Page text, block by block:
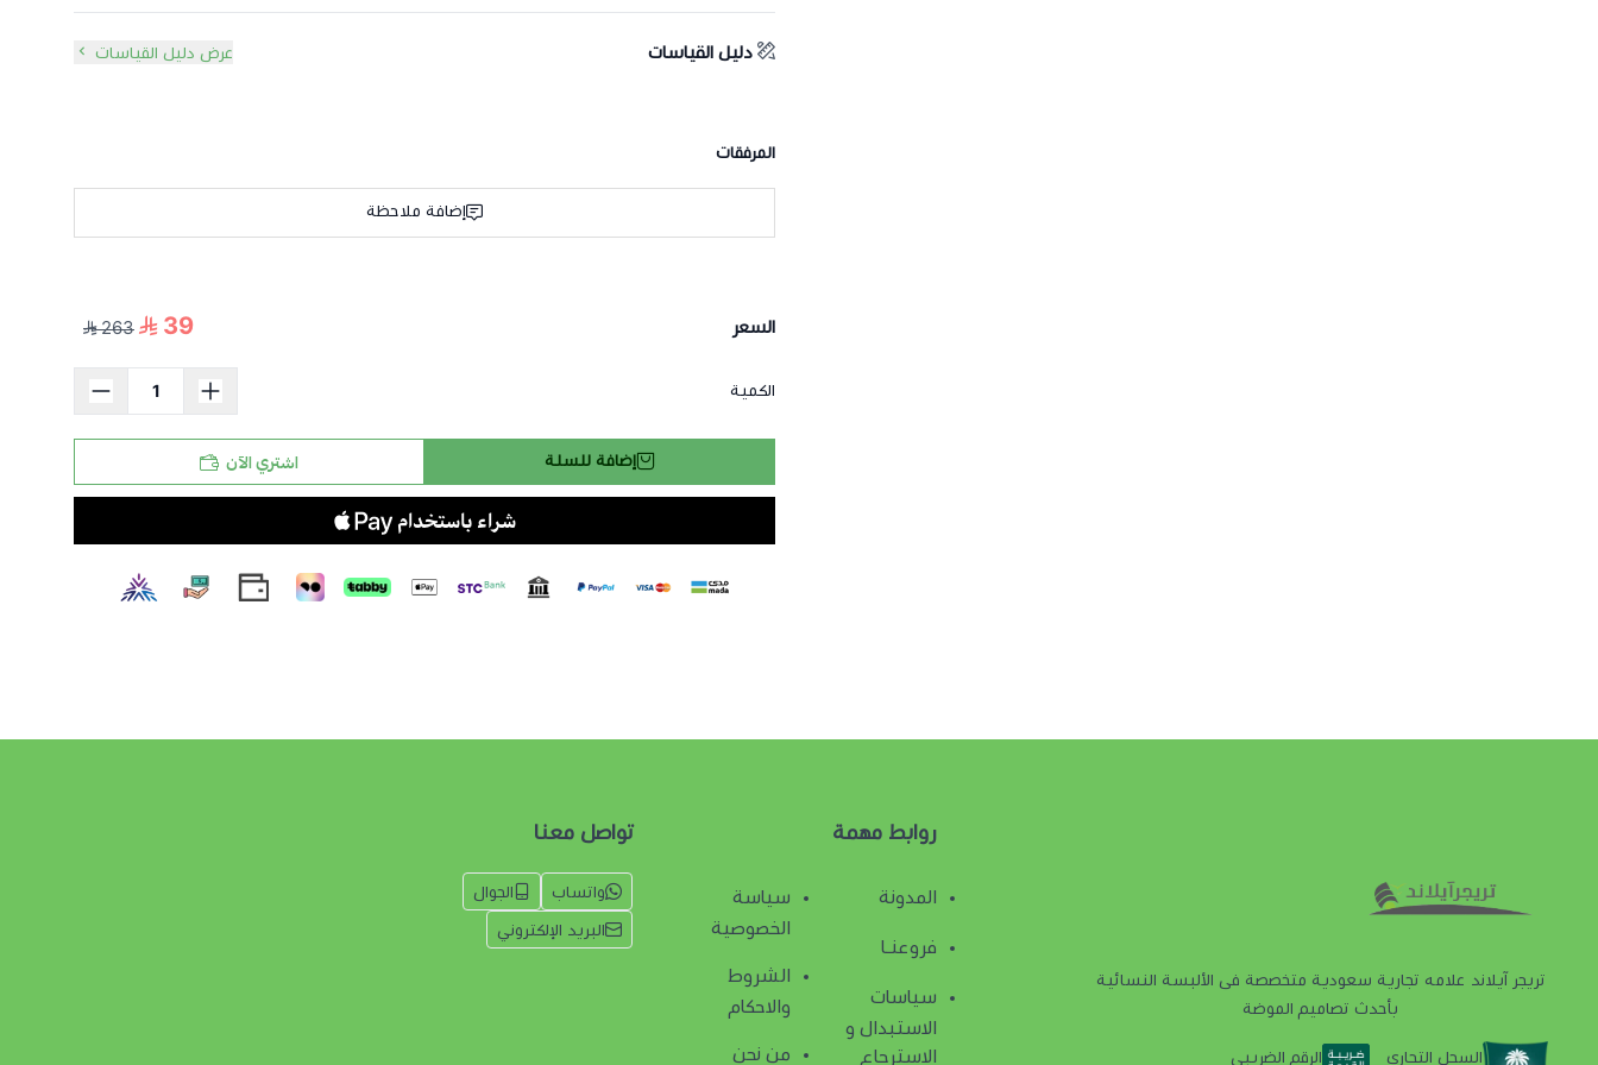
الطول:قياس الطول من الكتف إلى نهاية الفستان.
دليل القياسات عرض دليل القياسات
المرفقات
إضافة ملاحظة
السعر 39
263
الكمية
إضافة للسلة اشتري الآن
تريجر آيلاند علامه تجارية سعودية متخصصة فى الألبسة النسائية
بأحدث تصاميم الموضة
السجل التجاري الرقم الضريبي
روابط مهمة
المدونة
فروعنـا
سياسات
الاستبدال و
الاسترجاع
سياسة
الخصوصية
الشروط
والاحكام
من نحن
تواصل معنا
واتساب الجوال
البريد الإلكتروني